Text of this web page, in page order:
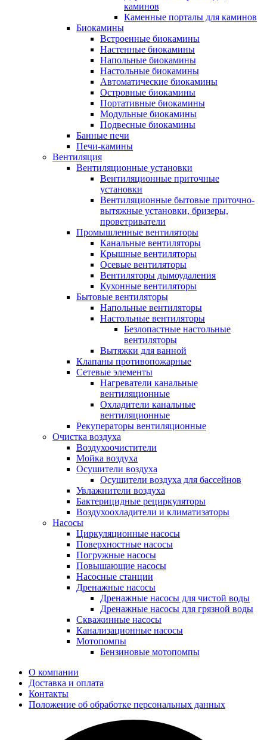
каминов
Каменные порталы для каминов
Биокамины
Встроенные биокамины
Настенные биокамины
Напольные биокамины
Настольные биокамины
Автоматические биокамины
Островные биокамины
Портативные биокамины
Модульные биокамины
Подвесные биокамины
Банные печи
Печи-камины
Вентиляция
Вентиляционные установки
Вентиляционные приточные
установки
Вентиляционные бытовые приточно-
вытяжные установки, бризеры,
проветриватели
Промышленные вентиляторы
Канальные вентиляторы
Крышные вентиляторы
Осевые вентиляторы
Вентиляторы дымоудаления
Кухонные вентиляторы
Бытовые вентиляторы
Напольные вентиляторы
Настольные вентиляторы
Безлопастные настольные
вентиляторы
Вытяжки для ванной
Клапаны противопожарные
Сетевые элементы
Нагреватели канальные
вентиляционные
Охладители канальные
вентиляционные
Рекуператоры вентиляционные
Очистка воздуха
Воздухоочистители
Мойка воздуха
Осушители воздуха
Осушители воздуха для бассейнов
Увлажнители воздуха
Бактерицидные рециркуляторы
Воздухоохладители и климатизаторы
Насосы
Циркуляционные насосы
Поверхностные насосы
Погружные насосы
Повышающие насосы
Насосные станции
Дренажные насосы
Дренажные насосы для чистой воды
Дренажные насосы для грязной воды
Скважинные насосы
Канализационные насосы
Мотопомпы
Бензиновые мотопомпы
О компании
Доставка и оплата
Контакты
Положение об обработке персональных данных